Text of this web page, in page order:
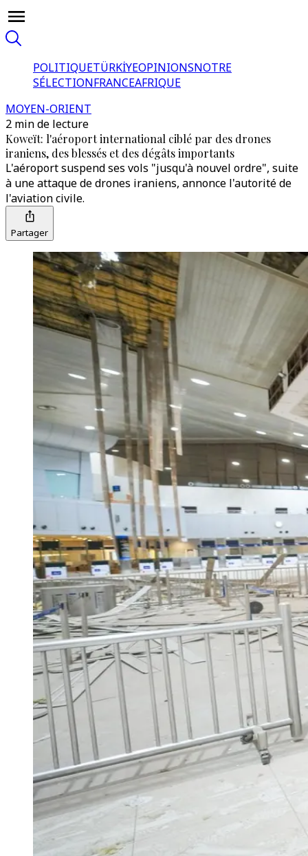
POLITIQUETÜRKİYEOPINIONSNOTRE
SÉLECTIONFRANCEAFRIQUE
MOYEN-ORIENT
2 min de lecture
Koweït: l'aéroport international ciblé par des drones
iraniens, des blessés et des dégâts importants
L'aéroport suspend ses vols "jusqu'à nouvel ordre", suite
à une attaque de drones iraniens, annonce l'autorité de
l'aviation civile.
Partager